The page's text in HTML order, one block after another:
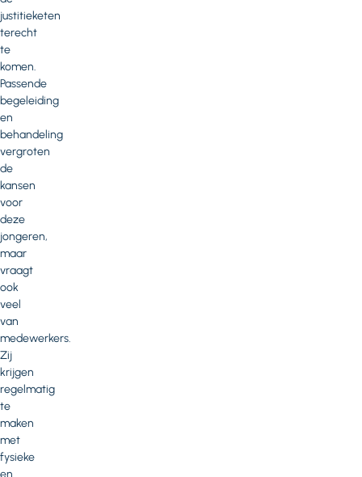
justitieketen
terecht
te
komen.
Passende
begeleiding
en
behandeling
vergroten
de
kansen
voor
deze
jongeren,
maar
vraagt
ook
veel
van
medewerkers.
Zij
krijgen
regelmatig
te
maken
met
fysieke
en